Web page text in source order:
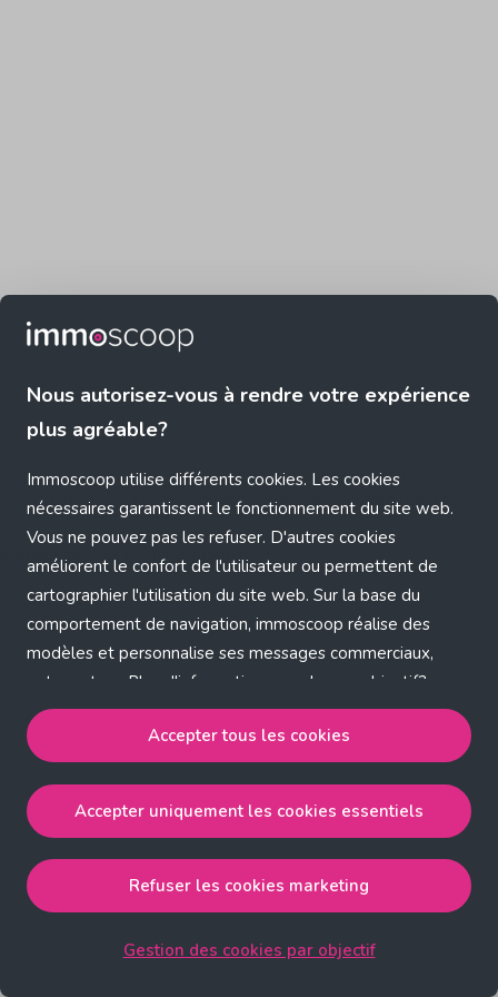
Nous autorisez-vous à rendre votre expérience
plus agréable?
Immoscoop utilise différents cookies. Les cookies
nécessaires garantissent le fonctionnement du site web.
Vous ne pouvez pas les refuser. D'autres cookies
améliorent le confort de l'utilisateur ou permettent de
cartographier l'utilisation du site web. Sur la base du
comportement de navigation, immoscoop réalise des
modèles et personnalise ses messages commerciaux,
entre autres. Plus d'informations sur chaque objectif?
Cliquez sur 'Gestion des cookies par objectif'.
Notre politique de cookies
Accepter tous les cookies
strictement nécessaires, performance, fonctionnalité et
publicité ciblée.
Accepter uniquement les cookies essentielsaccepte
les cookies strictement nécessaires.
Accepter tous les cookies
Accepter uniquement les cookies essentiels
Refuser les cookies marketing
Gestion des cookies par objectif
Application error: a client-side exception has occurred (see the
browser console for more information)